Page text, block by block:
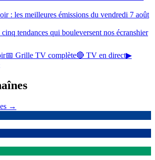
: les meilleures émissions du vendredi 7 août
tendances qui bouleversent nos écranshier
📅 Grille TV complète🔴 TV en direct▶
→